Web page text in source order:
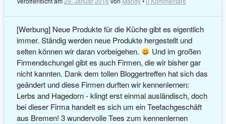
[Werbung] Neue Produkte für die Küche gibt es eigentlich
immer. Ständig werden neue Produkte hergestellt und
selten können wir daran vorbeigehen.
Und im großen
Firmendschungel gibt es auch Firmen, die wir bisher gar
nicht kannten. Dank dem tollen Bloggertreffen hat sich das
geändert und diese Firmen durften wir kennenlernen:
Lerbs and Hagedorn - klingt erst einmal ausländisch, doch
bei dieser Firma handelt es sich um ein Teefachgeschäft
aus Bremen! 3 wundervolle Tees zum kennenlernen